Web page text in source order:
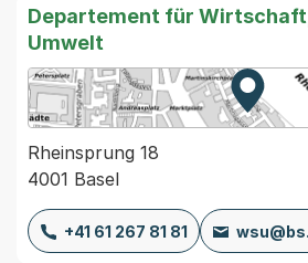
Departement für
Umwelt
Zur
Rheinsprung 18
4001 Basel
+41 61 267 81 81